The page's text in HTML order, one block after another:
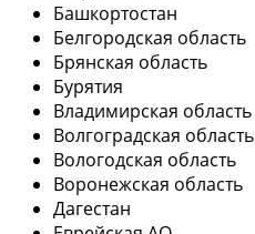
Башкортостан
Белгородская область
Брянская область
Бурятия
Владимирская область
Волгоградская область
Вологодская область
Воронежская область
Дагестан